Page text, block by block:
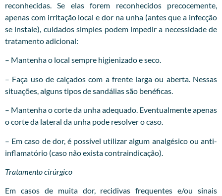
reconhecidas. Se elas forem reconhecidos precocemente,
apenas com irritação local e dor na unha (antes que a infecção
se instale), cuidados simples podem impedir a necessidade de
tratamento adicional:
– Mantenha o local sempre higienizado e seco.
– Faça uso de calçados com a frente larga ou aberta. Nessas
situações, alguns tipos de sandálias são benéficas.
– Mantenha o corte da unha adequado. Eventualmente apenas
o corte da lateral da unha pode resolver o caso.
– Em caso de dor, é possível utilizar algum analgésico ou anti-
inflamatório (caso não exista contraindicação).
Tratamento cirúrgico
Em casos de muita dor, recidivas frequentes e/ou sinais